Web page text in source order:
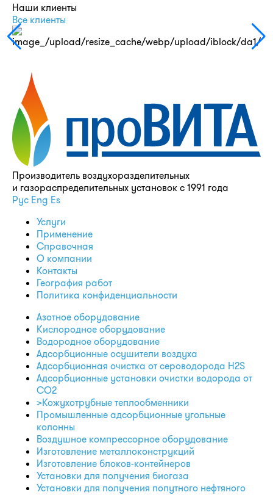
Наши клиенты
Все клиенты
Производитель воздухоразделительных
и газораспределительных установок с 1991 года
Рус Eng Es
Услуги
Применение
Справочная
О компании
Контакты
География работ
Политика конфиденциальности
Азотное оборудование
Кислородное оборудование
Водородное оборудование
Адсорбционные осушители воздуха
Адсорбционная очистка от сероводорода H2S
Адсорбционные установки очистки водорода от
CO2
>Кожухотрубные теплообменники
Промышленные адсорбционные угольные
колонны
Воздушное компрессорное оборудование
Изготовление металлоконструкций
Изготовление блоков-контейнеров
Установки для получения биогаза
Установки для получения попутного нефтяного